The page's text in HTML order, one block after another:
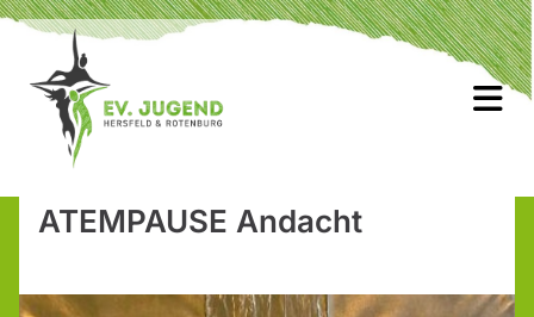
ATEMPAUSE Andacht